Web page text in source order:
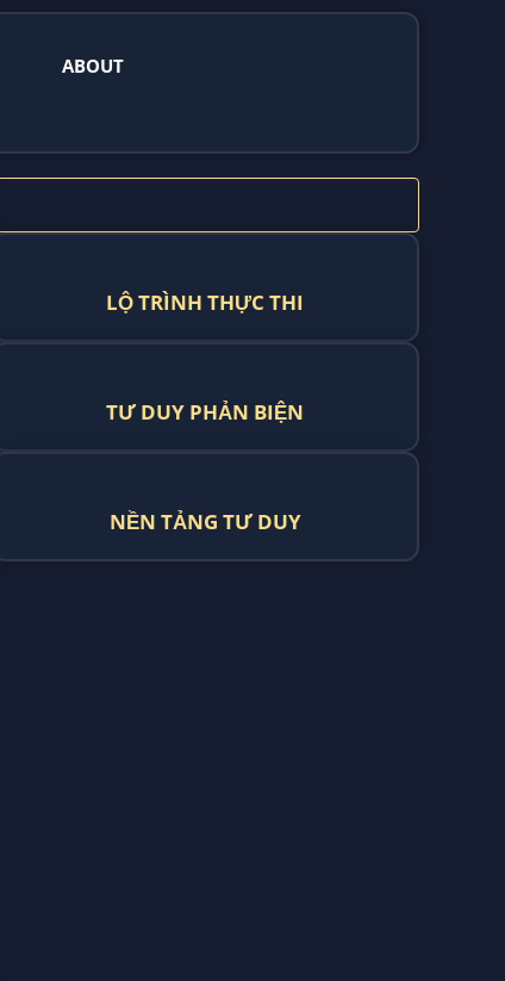
ABOUT
LỘ TRÌNH THỰC THI
TƯ DUY PHẢN BIỆN
NỀN TẢNG TƯ DUY